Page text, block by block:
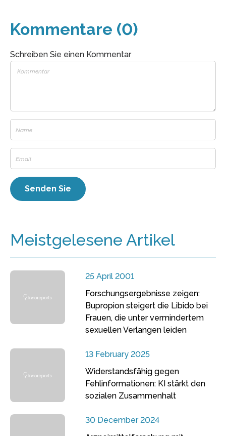
Kommentare (0)
Schreiben Sie einen Kommentar
Meistgelesene Artikel
25 April 2001
Forschungsergebnisse zeigen:
Bupropion steigert die Libido bei
Frauen, die unter vermindertem
sexuellen Verlangen leiden
13 February 2025
Widerstandsfähig gegen
Fehlinformationen: KI stärkt den
sozialen Zusammenhalt
30 December 2024